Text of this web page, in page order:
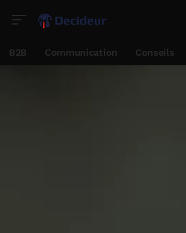
B2B Communication Conseils